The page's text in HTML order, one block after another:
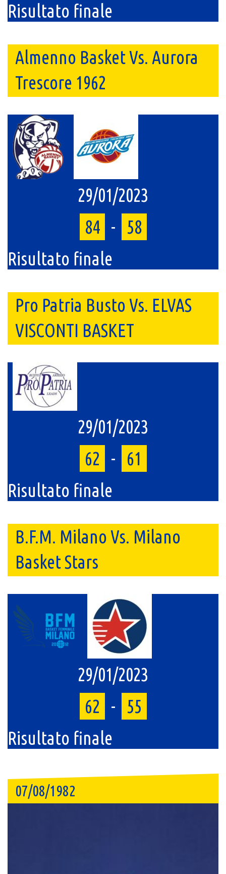
Risultato finale
Almenno Basket Vs. Aurora
Trescore 1962
29/01/2023
84 -
58
Risultato finale
Pro Patria Busto Vs. ELVAS
VISCONTI BASKET
29/01/2023
62
-
61
Risultato finale
B.F.M. Milano Vs. Milano
Basket Stars
29/01/2023
62
-
55
Risultato finale
07/08/1982